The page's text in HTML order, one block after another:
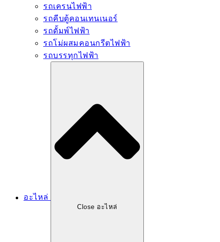
รถเครนไฟฟ้า
รถคีบตู้คอนเทนเนอร์
รถดั้มพ์ไฟฟ้า
รถโม่ผสมคอนกรีตไฟฟ้า
รถบรรทุกไฟฟ้า
อะไหล่
Close อะไหล่